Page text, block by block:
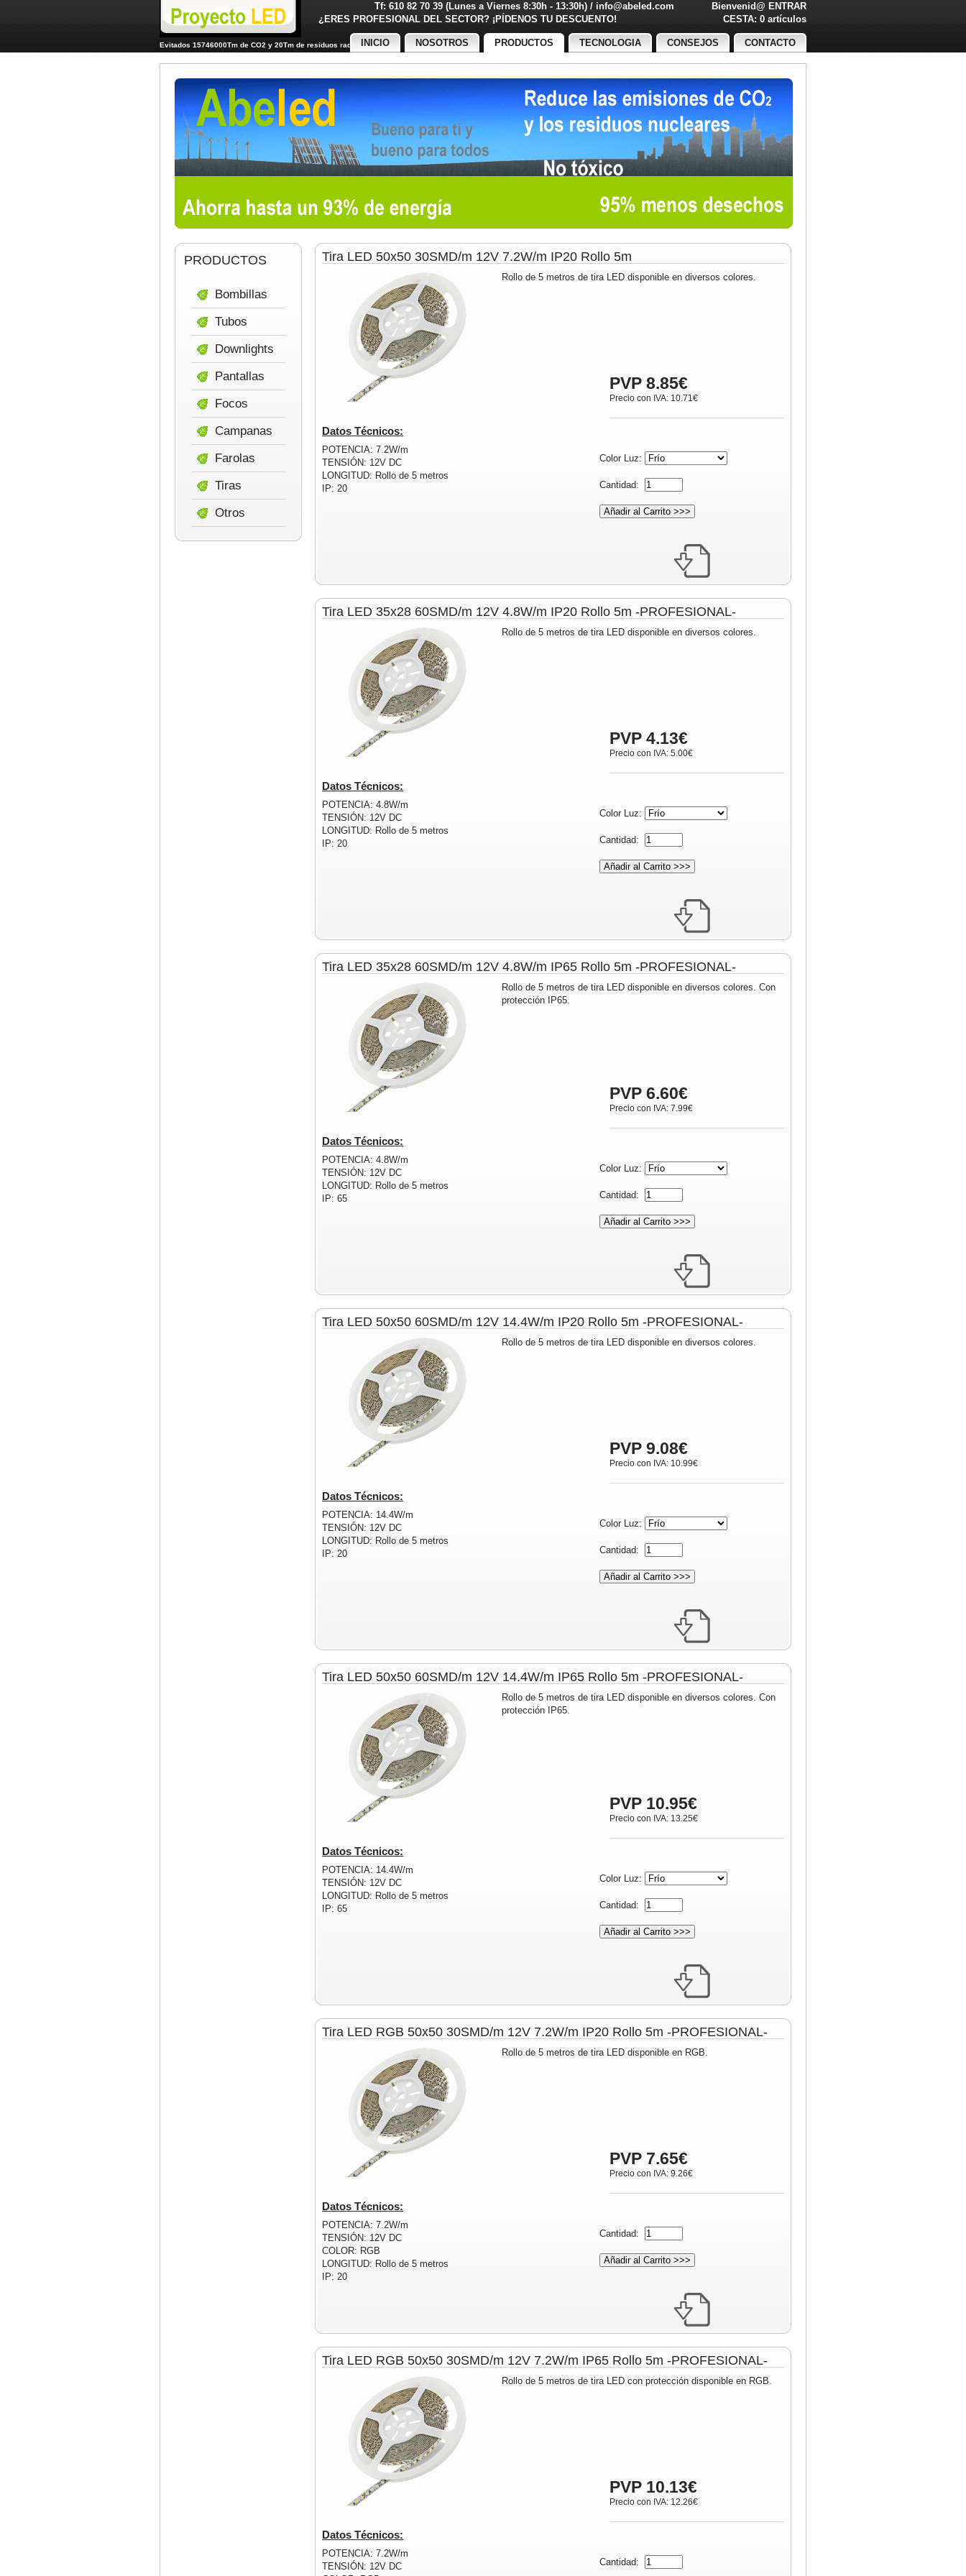
Tf: 610 82 70 39 (Lunes a Viernes 8:30h - 13:30h) / info@abeled.com Bienvenid@ ENTRAR
¿ERES PROFESIONAL DEL SECTOR? ¡PÍDENOS TU DESCUENTO!
CESTA: 0 artículos
Evitados 15746000Tm de CO2 y 20Tm de residuos radiactivos
INICIO NOSOTROS PRODUCTOS TECNOLOGIA CONSEJOS CONTACTO
Tira LED 50x50 30SMD/m 12V 7.2W/m IP20 Rollo 5m
Rollo de 5 metros de tira LED disponible en diversos colores.
PVP 8.85€
Precio con IVA: 10.71€
Datos Técnicos:
POTENCIA: 7.2W/m
TENSIÓN: 12V DC
LONGITUD: Rollo de 5 metros
IP: 20
Color Luz:
Cantidad:
Tira LED 35x28 60SMD/m 12V 4.8W/m IP20 Rollo 5m -PROFESIONAL-
Rollo de 5 metros de tira LED disponible en diversos colores.
PVP 4.13€
Precio con IVA: 5.00€
Datos Técnicos:
POTENCIA: 4.8W/m
TENSIÓN: 12V DC
LONGITUD: Rollo de 5 metros
IP: 20
Color Luz:
Cantidad:
Tira LED 35x28 60SMD/m 12V 4.8W/m IP65 Rollo 5m -PROFESIONAL-
Rollo de 5 metros de tira LED disponible en diversos colores. Con
protección IP65.
PVP 6.60€
Precio con IVA: 7.99€
Datos Técnicos:
POTENCIA: 4.8W/m
TENSIÓN: 12V DC
LONGITUD: Rollo de 5 metros
IP: 65
Color Luz:
Cantidad:
Tira LED 50x50 60SMD/m 12V 14.4W/m IP20 Rollo 5m -PROFESIONAL-
Rollo de 5 metros de tira LED disponible en diversos colores.
PVP 9.08€
Precio con IVA: 10.99€
Datos Técnicos:
POTENCIA: 14.4W/m
TENSIÓN: 12V DC
LONGITUD: Rollo de 5 metros
IP: 20
Color Luz:
Cantidad:
Tira LED 50x50 60SMD/m 12V 14.4W/m IP65 Rollo 5m -PROFESIONAL-
Rollo de 5 metros de tira LED disponible en diversos colores. Con
protección IP65.
PVP 10.95€
Precio con IVA: 13.25€
Datos Técnicos:
POTENCIA: 14.4W/m
TENSIÓN: 12V DC
LONGITUD: Rollo de 5 metros
IP: 65
Color Luz:
Cantidad:
Tira LED RGB 50x50 30SMD/m 12V 7.2W/m IP20 Rollo 5m -PROFESIONAL-
Rollo de 5 metros de tira LED disponible en RGB.
PVP 7.65€
Precio con IVA: 9.26€
Datos Técnicos:
POTENCIA: 7.2W/m
TENSIÓN: 12V DC
COLOR: RGB
LONGITUD: Rollo de 5 metros
IP: 20
Cantidad:
Tira LED RGB 50x50 30SMD/m 12V 7.2W/m IP65 Rollo 5m -PROFESIONAL-
Rollo de 5 metros de tira LED con protección disponible en RGB.
PVP 10.13€
Precio con IVA: 12.26€
Datos Técnicos:
POTENCIA: 7.2W/m
TENSIÓN: 12V DC
Cantidad:
PRODUCTOS
Bombillas
Tubos
Downlights
Pantallas
Focos
Campanas
Farolas
Tiras
Otros